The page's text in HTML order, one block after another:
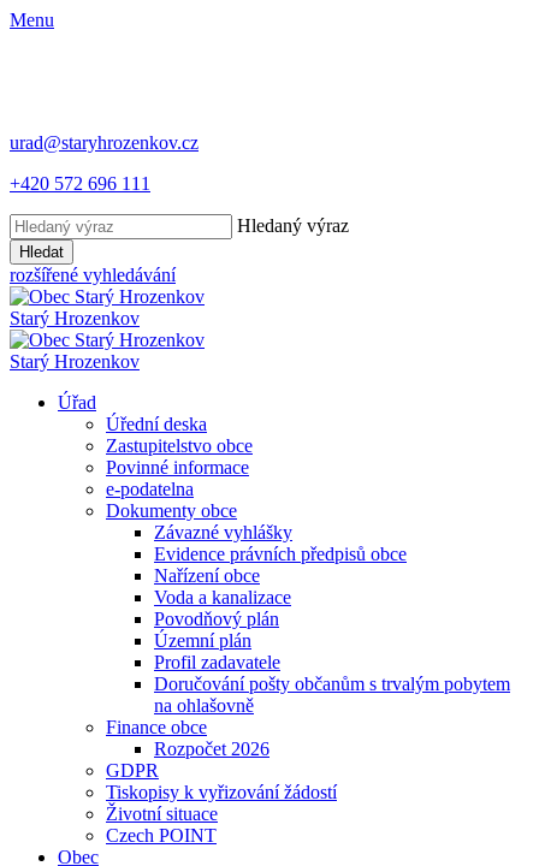
Menu
urad@staryhrozenkov.cz
+420 572 696 111
Hledaný výraz
Hledat
rozšířené vyhledávání
Starý Hrozenkov
Starý Hrozenkov
Úřad
Úřední deska
Zastupitelstvo obce
Povinné informace
e-podatelna
Dokumenty obce
Závazné vyhlášky
Evidence právních předpisů obce
Nařízení obce
Voda a kanalizace
Povodňový plán
Územní plán
Profil zadavatele
Doručování pošty občanům s trvalým pobytem
na ohlašovně
Finance obce
Rozpočet 2026
GDPR
Tiskopisy k vyřizování žádostí
Životní situace
Czech POINT
Obec